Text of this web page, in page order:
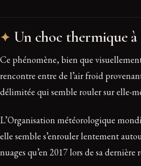
Un choc thermique
Ce phénomène, bien que
rencontre entre de l’air froid
délimitée qui semble rouler sur elle-
L’Organisation météorologique
elle semble s’enrouler lentement
nuages qu’en 2017 lors de sa dernière